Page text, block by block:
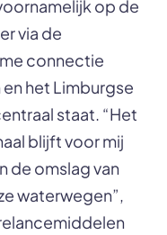
via de
connectie
het Limburgse
staat. “Het
blijft voor mij
de omslag van
waterwegen”,